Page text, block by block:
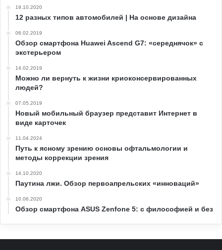
19.10.2020
12 разных типов автомобилей | На основе дизайна
06.02.2019
Обзор смартфона Huawei Ascend G7: «середнячок» с
экстерьером
14.02.2019
Можно ли вернуть к жизни криоконсервированных
людей?
07.05.2019
Новый мобильный браузер представит Интернет в
виде карточек
11.04.2024
Путь к ясному зрению основы офтальмологии и
методы коррекции зрения
14.10.2020
Паутина лжи. Обзор первоапрельских «инноваций»
10.06.2020
Обзор смартфона ASUS Zenfone 5: с философией и без